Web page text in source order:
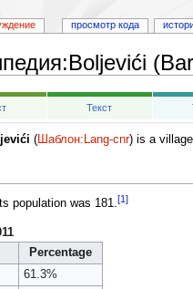
:Boljevići
Текст
(Шаблон:Lang-cnr) is a
population was 181.[1]
Percentage
61.3%
просмотр кода